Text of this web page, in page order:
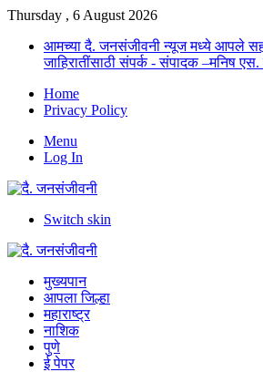
Thursday , 6 August 2026
आमच्या दै. जनसंजीवनी न्यूज मध्ये आपले
जाहिरातींसाठी संपर्क - संपादक –मनिष
Home
Privacy Policy
Menu
Log In
Switch skin
मुख्यपान
आपला जिल्हा
महाराष्ट्र
नाशिक
पुणे
ई पेपर